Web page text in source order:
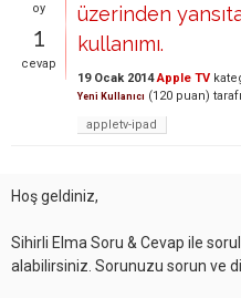
oy
1
cevap
üzerinden
kullanımı.
19 Ocak 2014 Apple TV
Yeni Kullanıcı (120 puan)
appletv-ipad
Hoş geldiniz,
Sihirli Elma Soru & Cevap ile
alabilirsiniz. Sorunuzu sorun ve